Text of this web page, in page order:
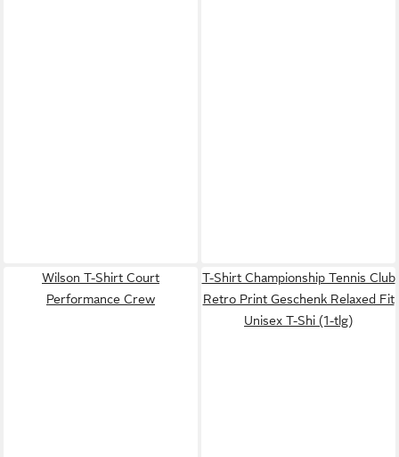
Wilson T-Shirt Court
Performance Crew
T-Shirt Championship Tennis Club
Retro Print Geschenk Relaxed Fit
Unisex T-Shi (1-tlg)